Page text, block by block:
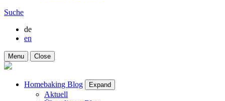
Suche
de
en
Menu Close
Homebaking Blog Expand
Aktuell